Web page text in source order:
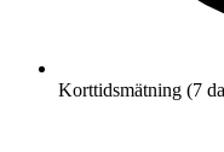
Korttidsmätning (7